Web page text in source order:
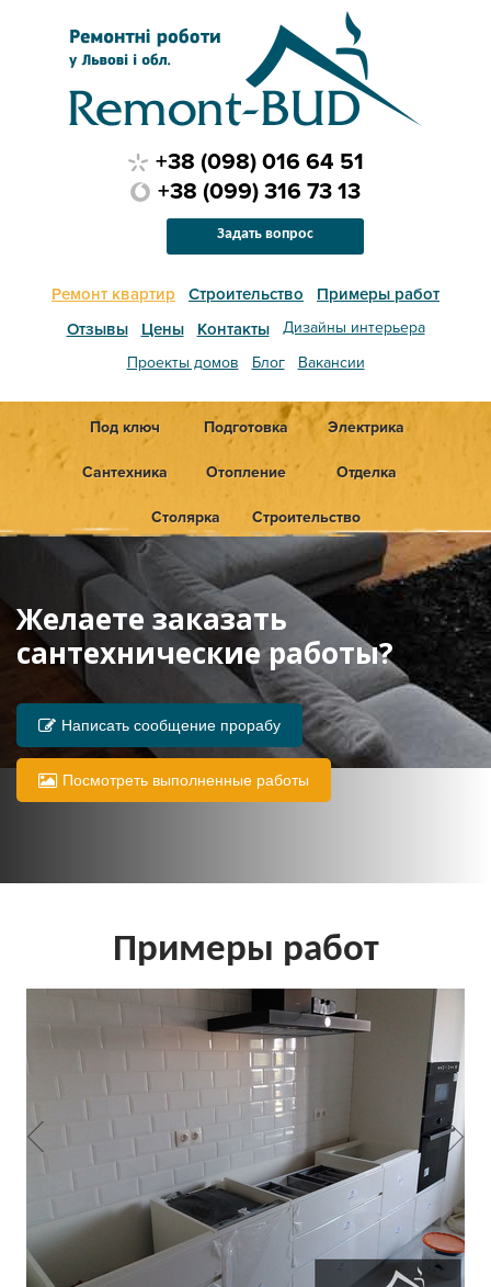
Ремонт квартир Строительство
Примеры работ
Отзывы
Цены Контакты
Дизайны интерьера
Проекты домов
Блог Вакансии
+38 (098) 016 64 51
+38 (099) 316 73 13
Задать вопрос
Под ключ Подготовка Электрика
Сантехника Отопление Отделка
Столярка Строительство
Желаете заказать
сантехнические работы?
Написать сообщение прорабу
Посмотреть выполненные работы
Примеры работ